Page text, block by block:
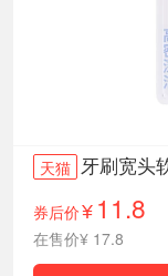
天猫 牙刷宽头
券后价¥ 11.8
在售价¥ 17.8